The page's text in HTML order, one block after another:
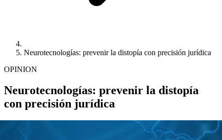
Neurotecnologías: prevenir la distopía con precisión jurídica
OPINION
Neurotecnologías: prevenir la distopía
con precisión jurídica